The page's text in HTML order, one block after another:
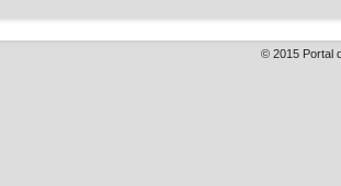
© 2015 Portal